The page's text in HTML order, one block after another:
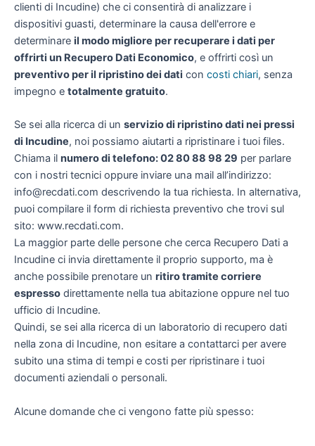
clienti di Incudine) che ci consentirà di analizzare i
dispositivi guasti, determinare la causa dell'errore e
determinare il modo migliore per recuperare i dati per
offrirti un Recupero Dati Economico, e offrirti così un
preventivo per il ripristino dei dati con costi chiari, senza
impegno e totalmente gratuito.
Se sei alla ricerca di un servizio di ripristino dati nei pressi
di Incudine, noi possiamo aiutarti a ripristinare i tuoi files.
Chiama il numero di telefono: 02 80 88 98 29 per parlare
con i nostri tecnici oppure inviare una mail all’indirizzo:
info@recdati.com descrivendo la tua richiesta. In alternativa,
puoi compilare il form di richiesta preventivo che trovi sul
sito: www.recdati.com.
La maggior parte delle persone che cerca Recupero Dati a
Incudine ci invia direttamente il proprio supporto, ma è
anche possibile prenotare un ritiro tramite corriere
espresso direttamente nella tua abitazione oppure nel tuo
ufficio di Incudine.
Quindi, se sei alla ricerca di un laboratorio di recupero dati
nella zona di Incudine, non esitare a contattarci per avere
subito una stima di tempi e costi per ripristinare i tuoi
documenti aziendali o personali.
Alcune domande che ci vengono fatte più spesso: